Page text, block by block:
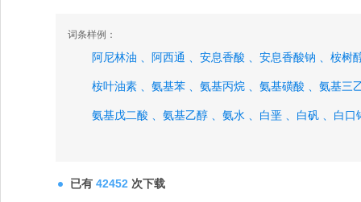
词条样例：
阿尼林油 、 阿西通 、 安息香酸 、 安息香酸钠 、 桉树
桉叶油素 、 氨基苯 、 氨基丙烷 、 氨基磺酸 、 氨基三
氨基戊二酸 、 氨基乙醇 、 氨水 、 白垩 、 白矾 、 白口
已有 42452 次下载